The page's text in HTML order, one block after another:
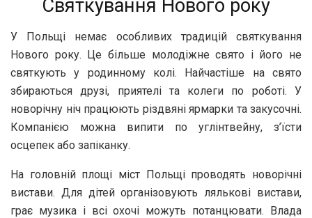
Святкування Нового року
У Польщі немає особливих традицій святкування
Нового року. Це більше молодіжне свято і його не
святкують у родинному колі. Найчастіше на свято
збираються друзі, приятелі та колеги по роботі. У
новорічну ніч працюють різдвяні ярмарки та закусочні.
Компанією можна випити по углінтвейну, з’їсти
осцепек або запіканку.
На головній площі міст Польщі проводять новорічні
вистави. Для дітей організовують лялькові вистави,
грає музика і всі охочі можуть потанцювати. Влада